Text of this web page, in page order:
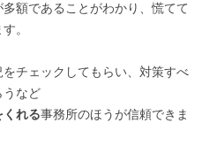
額であることがわかり、慌てて
。
チェックしてもらい、対策すべ
うなど
くれる事務所のほうが信頼できま